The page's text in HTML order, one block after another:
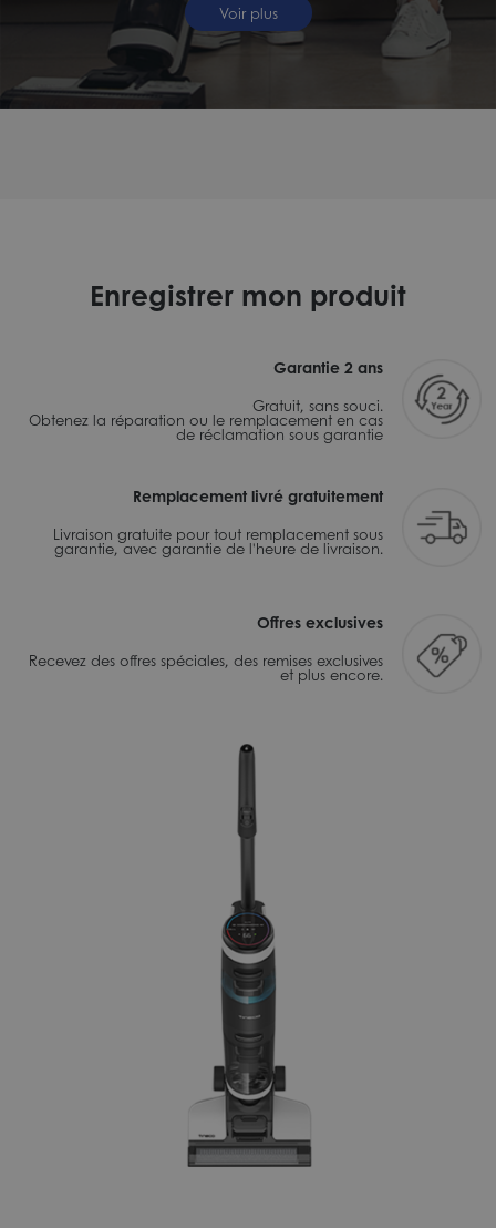
Voir plus
Enregistrer mon produit
Garantie 2 ans
Gratuit, sans souci.
Obtenez la réparation ou le remplacement en cas
de réclamation sous garantie
Remplacement livré gratuitement
Livraison gratuite pour tout remplacement sous
garantie, avec garantie de l'heure de livraison.
Offres exclusives
Recevez des offres spéciales, des remises exclusives
et plus encore.